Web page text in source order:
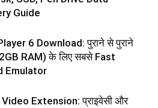
Guide
6 Download: पुराने से पुराने
RAM) के लिए सबसे Fast
Emulator
Extension: प्राइवेसी और